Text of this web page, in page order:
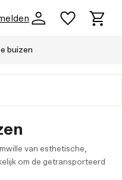
buizen
van esthetische,
om de getransporteerd